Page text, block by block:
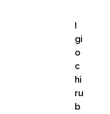
I
gi
o
c
hi
ru
b